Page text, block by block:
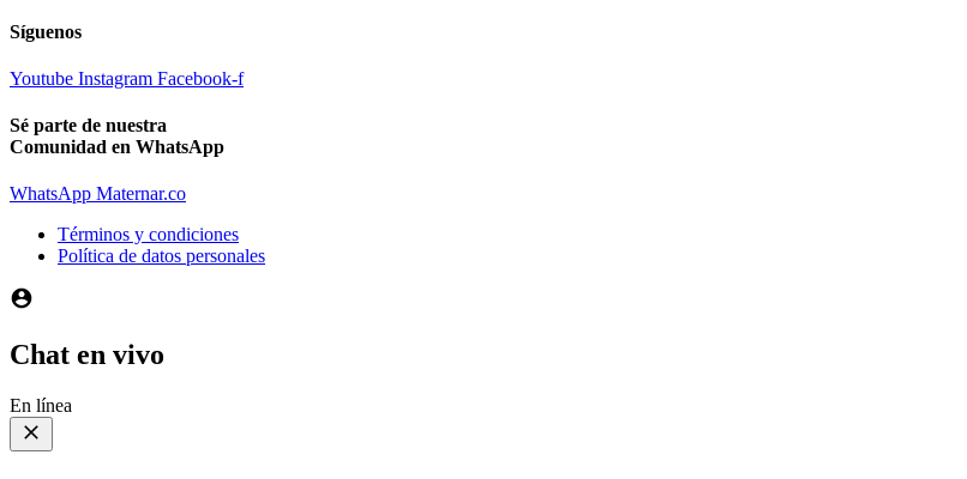
Síguenos
Youtube Instagram Facebook-f
Sé parte de nuestra
Comunidad en WhatsApp
WhatsApp Maternar.co
Términos y condiciones
Política de datos personales
Chat en vivo
En línea